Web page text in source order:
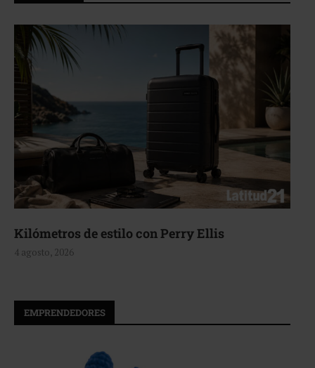
Aerie, texturas que fluyen
4 agosto, 2026
EMPRENDEDORES